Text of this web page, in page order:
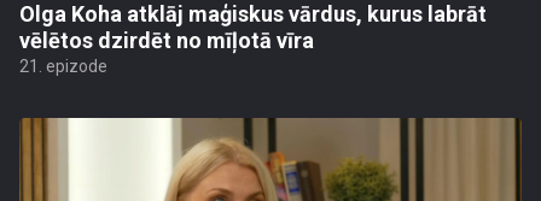
Olga Koha atklāj maģiskus vārdus, kurus labrāt
vēlētos dzirdēt no mīļotā vīra
21. epizode